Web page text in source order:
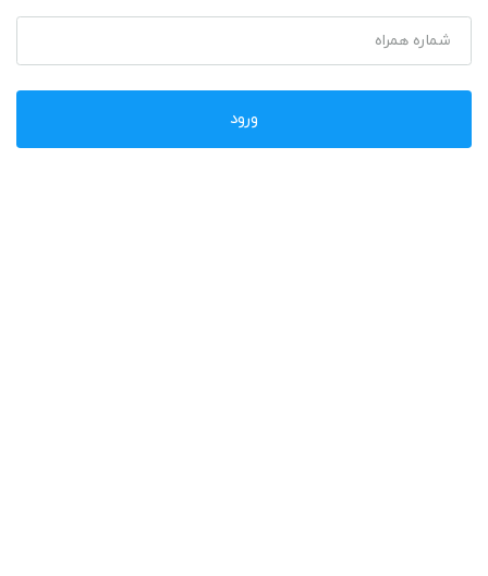
شماره همراه